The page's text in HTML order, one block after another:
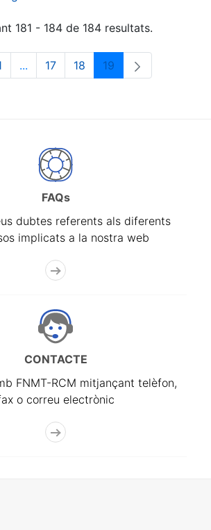
181 - 184 de 184 resultats.
Pàgina
...Pàgines intermèdies Utilitzeu TAB
Pàgina
17 Pàgina
18 Pàgina
19
FAQs
dubtes referents als diferents
implicats a la nostra web
CONTACTE
FNMT-RCM mitjançant telèfon,
o correu electrònic